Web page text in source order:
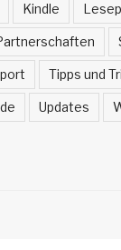
Kindle
Tipps und
Updates